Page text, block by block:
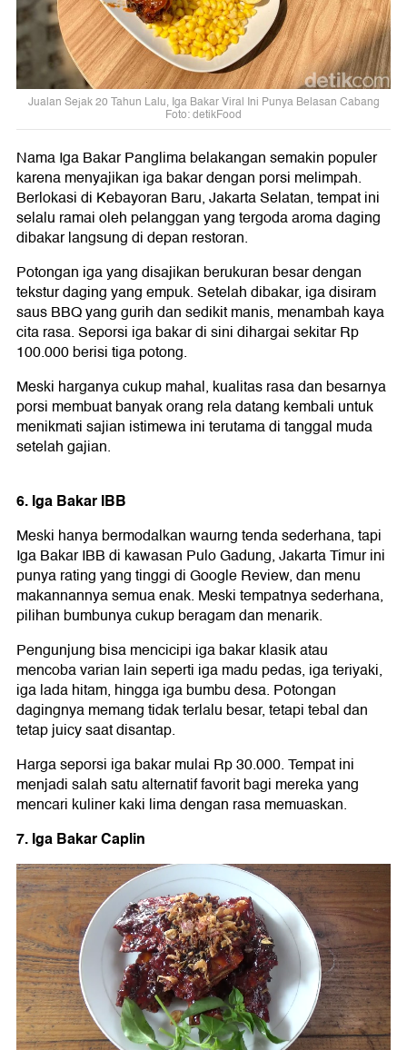
Jualan Sejak 20 Tahun Lalu, Iga Bakar Viral Ini Punya Belasan Cabang
Foto: detikFood
Nama Iga Bakar Panglima belakangan semakin populer
karena menyajikan iga bakar dengan porsi melimpah.
Berlokasi di Kebayoran Baru, Jakarta Selatan, tempat ini
selalu ramai oleh pelanggan yang tergoda aroma daging
dibakar langsung di depan restoran.
Potongan iga yang disajikan berukuran besar dengan
tekstur daging yang empuk. Setelah dibakar, iga disiram
saus BBQ yang gurih dan sedikit manis, menambah kaya
cita rasa. Seporsi iga bakar di sini dihargai sekitar Rp
100.000 berisi tiga potong.
Meski harganya cukup mahal, kualitas rasa dan besarnya
porsi membuat banyak orang rela datang kembali untuk
menikmati sajian istimewa ini terutama di tanggal muda
setelah gajian.
6. Iga Bakar IBB
Meski hanya bermodalkan waurng tenda sederhana, tapi
Iga Bakar IBB di kawasan Pulo Gadung, Jakarta Timur ini
punya rating yang tinggi di Google Review, dan menu
makannannya semua enak. Meski tempatnya sederhana,
pilihan bumbunya cukup beragam dan menarik.
Pengunjung bisa mencicipi iga bakar klasik atau
mencoba varian lain seperti iga madu pedas, iga teriyaki,
iga lada hitam, hingga iga bumbu desa. Potongan
dagingnya memang tidak terlalu besar, tetapi tebal dan
tetap juicy saat disantap.
Harga seporsi iga bakar mulai Rp 30.000. Tempat ini
menjadi salah satu alternatif favorit bagi mereka yang
mencari kuliner kaki lima dengan rasa memuaskan.
7. Iga Bakar Caplin